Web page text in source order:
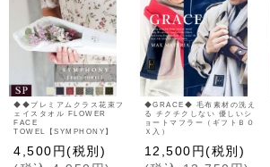
◆◆プレミアムクラス花束フ
ェイスタオル FLOWER
FACE
TOWEL【SYMPHONY】
4,500円(税別)
◆GRACE◆ 毛布素材の洗え
る チクチクしない 優しいシ
ョートマフラー（ギフトＢＯ
Ｘ入）
12,500円(税別)